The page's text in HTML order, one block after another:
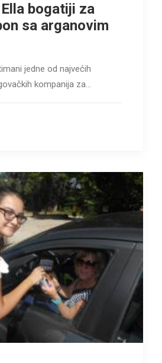
bogatiji za
sa arganovim
jedne od najvećih
kompanija za…